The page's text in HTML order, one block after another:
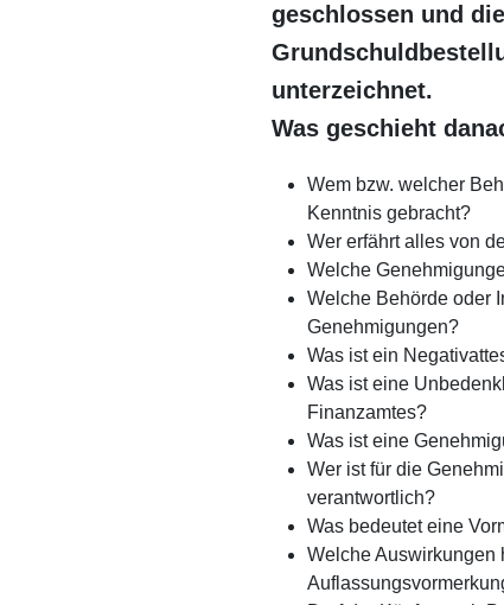
geschlossen und die
unter­zeichnet.
Was geschieht
Wem bzw. welcher
Kenntnis gebracht?
Wer erfährt alles von
Welche
Welche Behörde oder
Genehmigungen?
Was ist ein
Was ist eine
Finanzamtes?
Was ist eine
Wer ist für die
verantwortlich?
Was bedeutet eine
Welche Auswirkungen